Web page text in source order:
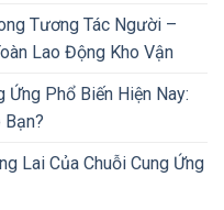
Tương Tác Người –
Lao Động Kho Vận
Ứng Phổ Biến Hiện Nay:
Bạn?
Lai Của Chuỗi Cung Ứng